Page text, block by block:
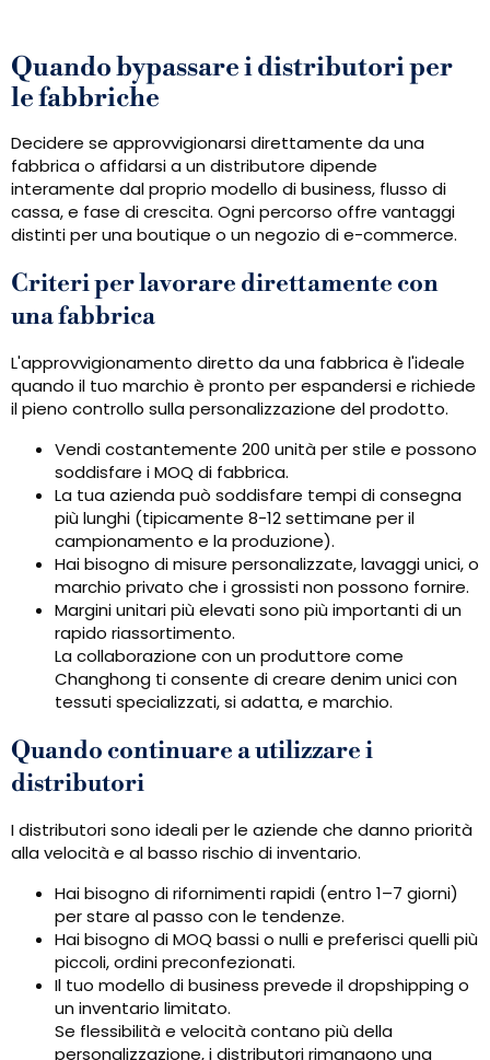
Quando bypassare i distributori per
le fabbriche
Decidere se approvvigionarsi direttamente da una
fabbrica o affidarsi a un distributore dipende
interamente dal proprio modello di business, flusso di
cassa, e fase di crescita. Ogni percorso offre vantaggi
distinti per una boutique o un negozio di e-commerce.
Criteri per lavorare direttamente con
una fabbrica
L'approvvigionamento diretto da una fabbrica è l'ideale
quando il tuo marchio è pronto per espandersi e richiede
il pieno controllo sulla personalizzazione del prodotto.
Vendi costantemente 200 unità per stile e possono
soddisfare i MOQ di fabbrica.
La tua azienda può soddisfare tempi di consegna
più lunghi (tipicamente 8-12 settimane per il
campionamento e la produzione).
Hai bisogno di misure personalizzate, lavaggi unici, o
marchio privato che i grossisti non possono fornire.
Margini unitari più elevati sono più importanti di un
rapido riassortimento.
La collaborazione con un produttore come
Changhong ti consente di creare denim unici con
tessuti specializzati, si adatta, e marchio.
Quando continuare a utilizzare i
distributori
I distributori sono ideali per le aziende che danno priorità
alla velocità e al basso rischio di inventario.
Hai bisogno di rifornimenti rapidi (entro 1–7 giorni)
per stare al passo con le tendenze.
Hai bisogno di MOQ bassi o nulli e preferisci quelli più
piccoli, ordini preconfezionati.
Il tuo modello di business prevede il dropshipping o
un inventario limitato.
Se flessibilità e velocità contano più della
personalizzazione, i distributori rimangono una